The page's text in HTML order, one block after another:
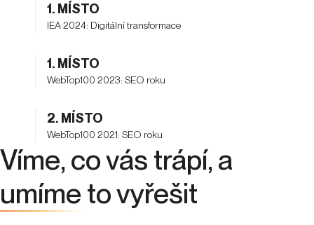
1. MÍSTO
IEA 2024: Digitální transformace
1. MÍSTO
WebTop100 2023: SEO roku
2. MÍSTO
WebTop100 2021: SEO roku
Víme, co vás trápí, a
umíme to vyřešit